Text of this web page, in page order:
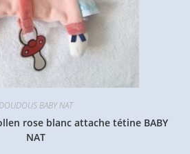
BABY NAT
rose blanc attache tétine BABY
NAT